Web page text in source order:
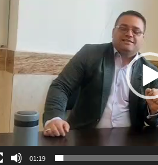
01:19